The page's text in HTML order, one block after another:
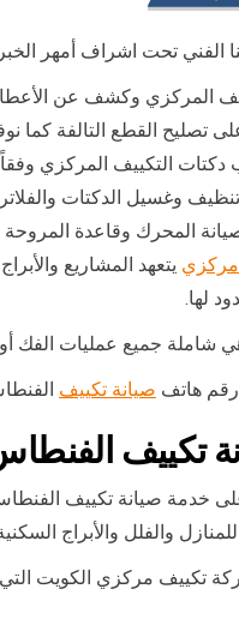
الفني تحت اشراف أمهر
المركزي وكشف عن
تصليح القطع التالفة
دكتات التكييف المركزي
وغسيل الدكتات
المحرك وقاعدة المروحة
مركزي يتعهد المشاريع
لها.
شاملة جميع عمليات الفك
رقم هاتف صيانة تكييف
تكييف
خدمة صيانة تكييف الفنطاس
والفلل والأبراج
تكييف مركزي الكويت التي